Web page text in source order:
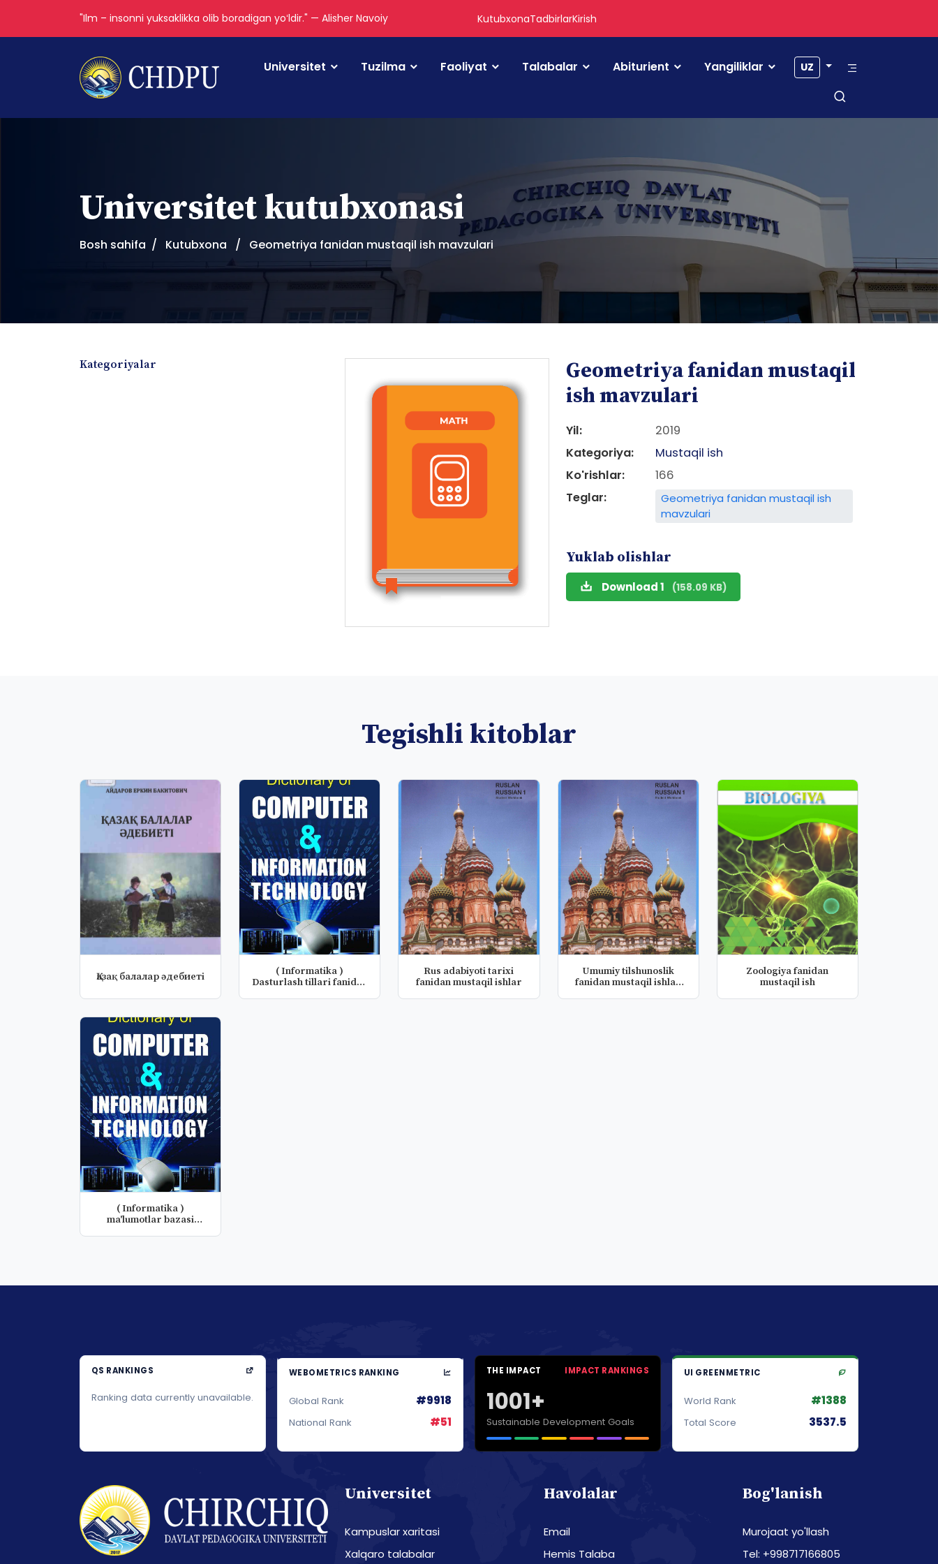
"Ilm – insonni yuksaklikka olib boradigan yoʻldir." — Alisher Navoiy KutubxonaTadbirlarKirish
Universitet Tuzilma Faoliyat Talabalar Abiturient Yangiliklar UZ
Universitet kutubxonasi
Bosh sahifa Kutubxona Geometriya fanidan mustaqil ish mavzulari
Kategoriyalar
Geometriya fanidan mustaqil
ish mavzulari
Yil:
2019
Kategoriya:
Mustaqil ish
Ko'rishlar:
166
Teglar:
Geometriya fanidan mustaqil ish
mavzulari
Yuklab olishlar
Download 1 (158.09 KB)
Tegishli kitoblar
Қазақ балалар әдебиетi
( Informatika )
Dasturlash tillari fanidan
Rus adabiyoti tarixi
fanidan mustaqil ishlar
Umumiy tilshunoslik
fanidan mustaqil ishlar
Zoologiya fanidan
mustaqil ish
( Informatika )
ma'lumotlar bazasi
QS RANKINGS
Ranking data currently unavailable.
WEBOMETRICS RANKING
Global Rank #9918
National Rank #51
THE IMPACT IMPACT RANKINGS
1001+
Sustainable Development Goals
UI GREENMETRIC
World Rank #1388
Total Score 3537.5
Universitet
Kampuslar xaritasi
Xalqaro talabalar
Havolalar
Email
Hemis Talaba
Bog'lanish
Murojaat yo'llash
Tel: +998717166805